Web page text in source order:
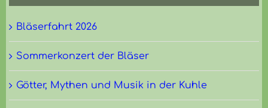
Bläserfahrt 2026
Sommerkonzert der Bläser
Götter, Mythen und Musik in der Kuhle